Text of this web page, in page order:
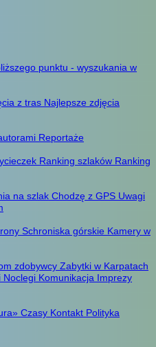
punktu - wyszukania w
z tras Najlepsze zdjęcia
Reportaże
Ranking szlaków Ranking
na szlak Chodzę z GPS Uwagi
Schroniska górskie Kamery w
zdobywcy Zabytki w Karpatach
Noclegi Komunikacja Imprezy
Czasy Kontakt Polityka